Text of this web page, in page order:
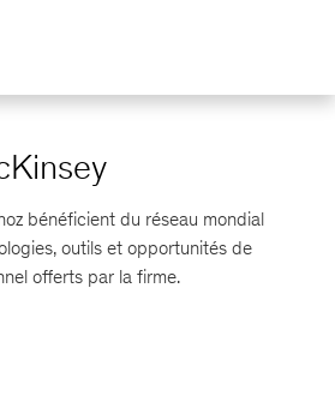
bénéficient du réseau mondial
outils et opportunités de
offerts par la firme.